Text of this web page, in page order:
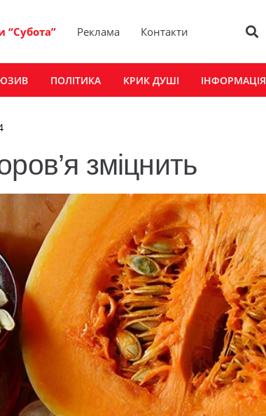
“Субота” Реклама Контакти
ПОЛІТИКА КРИК ДУШІ ІНФОРМАЦІЯ
зміцнить